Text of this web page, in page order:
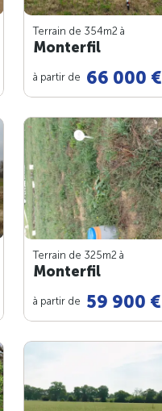
Terrain de 354m2 à
Monterfil
à partir de 66 000 €
Terrain de 325m2 à
Monterfil
à partir de 59 900 €